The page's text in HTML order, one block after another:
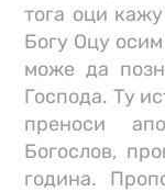
тога оци
Богу Оцу
може да
Господа. Ту
преноси
Богослов,
година.